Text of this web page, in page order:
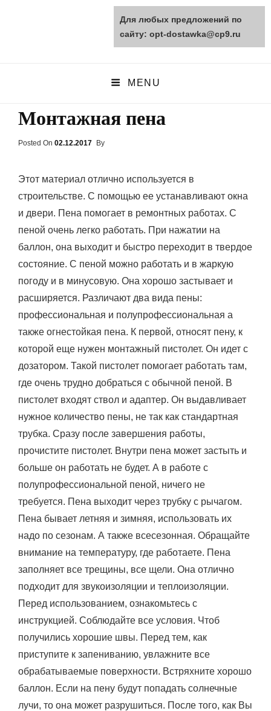
opt-dostawka.ru
MENU
Монтажная пена
Posted On Posted
02.12.2017 By
Этот материал отлично используется в
строительстве. С помощью ее устанавливают окна
и двери. Пена помогает в ремонтных работах. С
пеной очень легко работать. При нажатии на
баллон, она выходит и быстро переходит в твердое
состояние. С пеной можно работать и в жаркую
погоду и в минусовую. Она хорошо застывает и
расширяется. Различают два вида пены:
профессиональная и полупрофессиональная а
также огнестойкая пена. К первой, относят пену, к
которой еще нужен монтажный пистолет. Он идет с
дозатором. Такой пистолет помогает работать там,
где очень трудно добраться с обычной пеной. В
пистолет входят ствол и адаптер. Он выдавливает
нужное количество пены, не так как стандартная
трубка. Сразу после завершения работы,
прочистите пистолет. Внутри пена может застыть и
больше он работать не будет. А в работе с
полупрофессиональной пеной, ничего не
требуется. Пена выходит через трубку с рычагом.
Пена бывает летняя и зимняя, использовать их
надо по сезонам. А также всесезонная. Обращайте
внимание на температуру, где работаете. Пена
заполняет все трещины, все щели. Она отлично
подходит для звукоизоляции и теплоизоляции.
Перед использованием, ознакомьтесь с
инструкцией. Соблюдайте все условия. Чтоб
получились хорошие швы. Перед тем, как
приступите к запениванию, увлажните все
обрабатываемые поверхности. Встряхните хорошо
баллон. Если на пену будут попадать солнечные
лучи, то она может разрушиться. После того, как Вы
Для любых предложений по
сайту: opt-dostawka@cp9.ru